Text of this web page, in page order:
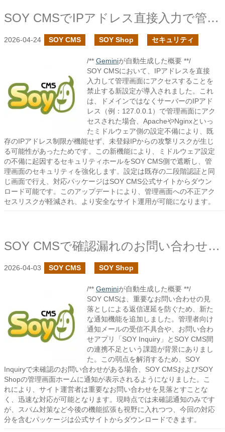
SOY CMSでIPアドレス直接入力で管理画面のアクセスを禁止する設定を設けました。
2026-04-24 SOY CMS SOY Shop セキュリティ
/** Geminiが自動生成した概要 **/
SOY CMSにおいて、IPアドレスを直接
入力して管理画面にアクセスすることを
禁止する新設定が導入されました。これ
は、ドメインではなくサーバーのIPアド
レス（例：127.0.0.1）で管理画面にアク
セスされた場合、ApacheやNginxといっ
たミドルウェア側の設定不備により、既
存のIPアドレス制限が機能せず、未登録IPからの攻撃リスクが生じ
る可能性があったためです。この新機能により、ミドルウェア設定
の不備に起因するセキュリティホールをSOY CMS側で遮断し、管
理画面のセキュリティを強化します。設定は既存の二段階認証と同
じ画面で行え、対応パッケージはSOY CMS公式サイトからダウン
ロード可能です。このアップデートにより、管理画面への不正アク
セスリスクが軽減され、より安全なサイト運用が可能になります。
SOY CMSで確認漏れのお問い合わせの通知機能を追加しました
2026-04-03 SOY CMS SOY Shop
/** Geminiが自動生成した概要 **/
SOY CMSは、重要なお問い合わせの見
落としによる返信遅延を防ぐため、新た
な通知機能を追加しました。管理者向け
通知メールの受信不具合や、お問い合わ
せアプリ「SOY Inquiry」とSOY CMS間
の連携不足という課題が背景にありまし
た。この弱点を解消するため、SOY
Inquiryで未確認のお問い合わせがある場合、SOY CMSおよびSOY
Shopの管理画面ホームに通知が表示されるようになりました。こ
れにより、サイト運営者は重要なお問い合わせを見落とすことな
く、迅速な対応が可能となります。現時点では未確認通知のみです
が、スパム対策など今後の機能拡張も視野に入れつつ、今回の対応
分を含むパッケージは公式サイトからダウンロードできます。